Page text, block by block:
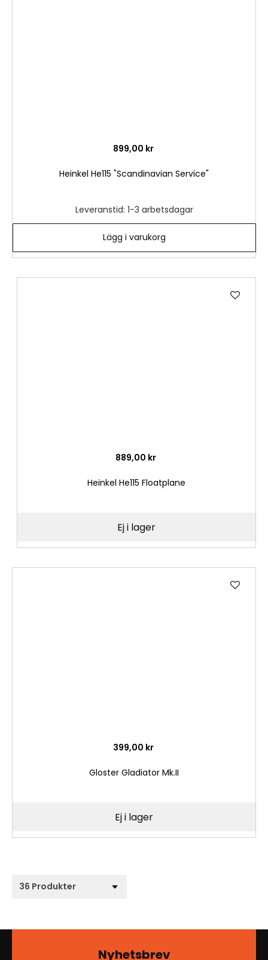
899,00 kr
Heinkel He115 "Scandinavian Service"
Leveranstid: 1-3 arbetsdagar
Lägg i varukorg
889,00 kr
Heinkel He115 Floatplane
Ej i lager
399,00 kr
Gloster Gladiator Mk.II
Ej i lager
Nyhetsbrev